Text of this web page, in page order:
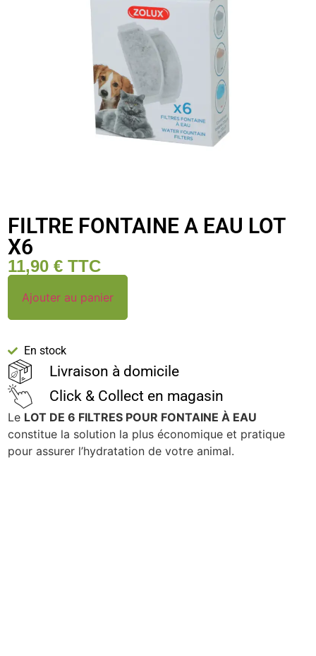
FILTRE FONTAINE A EAU LOT
X6
11,90€ TTC
Ajouter au panier
En stock
Livraison à domicile
Click & Collect en magasin
Le LOT DE 6 FILTRES POUR FONTAINE À EAU
constitue la solution la plus économique et pratique
pour assurer l’hydratation de votre animal.